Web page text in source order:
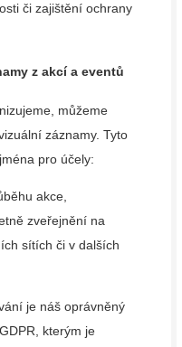
či zajištění ochrany
z akcí a eventů
můžeme
záznamy. Tyto
pro účely:
akce,
zveřejnění na
sítích či v dalších
je náš oprávněný
kterým je